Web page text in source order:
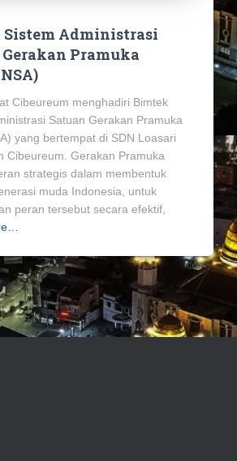
Administrasi
Pramuka
Cibeureum menghadiri Bimtek
Satuan Gerakan Pramuka
yang bertempat di SDN Loasari
Cibeureum. Gerakan Pramuka
strategis dalam membentuk
muda Indonesia, untuk
peran tersebut secara efektif,